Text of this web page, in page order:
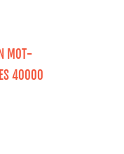
MOT-
40000